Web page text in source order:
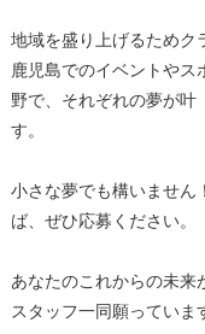
地域を盛り上げるためク
鹿児島でのイベントや
野で、それぞれの夢が叶
す。
小さな夢でも構いません
ば、ぜひ応募ください。
あなたのこれからの未来
スタッフ一同願っていま